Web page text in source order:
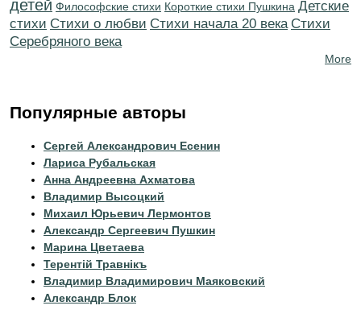
детей Философские стихи Короткие стихи Пушкина Детские
стихи Стихи о любви Cтихи начала 20 века Cтихи
Серебряного века
More
Популярные авторы
Сергей Александрович Есенин
Лариса Рубальская
Анна Андреевна Ахматова
Владимир Высоцкий
Михаил Юрьевич Лермонтов
Александр Сергеевич Пушкин
Марина Цветаева
Терентiй Травнiкъ
Владимир Владимирович Маяковский
Александр Блок